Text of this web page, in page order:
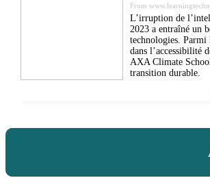
From
L’irruption de
2023 a entraîné un
technologies. Parmi
dans l’accessibilité
AXA Climate
transition durable.